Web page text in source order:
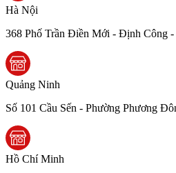
Hà Nội
368 Phố Trần Điền Mới - Định Công
Quảng Ninh
Số 101 Cầu Sến - Phường Phương
Hồ Chí Minh